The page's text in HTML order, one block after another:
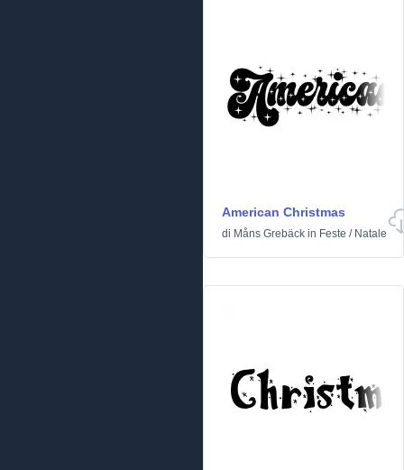
American Christmas
di Måns Grebäck in Feste / Natale